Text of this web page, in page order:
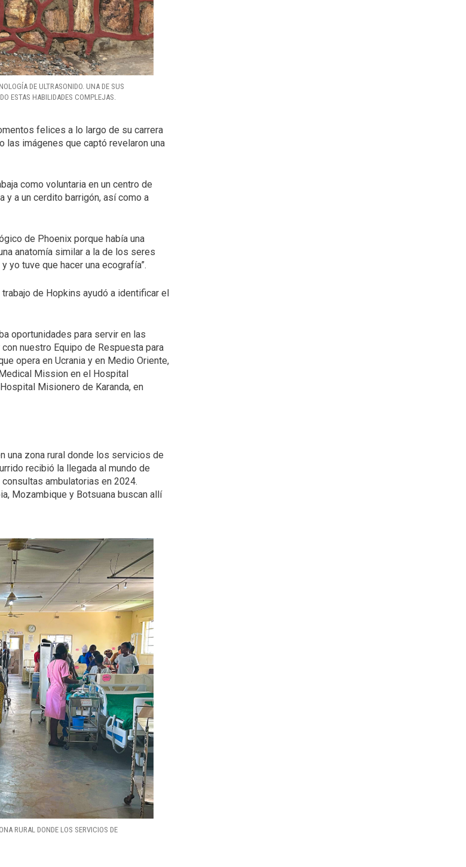
DE ULTRASONIDO. UNA DE SUS
ESTAS HABILIDADES COMPLEJAS.
felices a lo largo de su carrera
las imágenes que captó revelaron una
como voluntaria en un centro de
y a un cerdito barrigón, así como a
de Phoenix porque había una
anatomía similar a la de los seres
yo tuve que hacer una ecografía”.
de Hopkins ayudó a identificar el
oportunidades para servir en las
nuestro Equipo de Respuesta para
opera en Ucrania y en Medio Oriente,
Mission en el Hospital
Misionero de Karanda, en
una zona rural donde los servicios de
recibió la llegada al mundo de
ambulatorias en 2024.
Mozambique y Botsuana buscan allí
RURAL DONDE LOS SERVICIOS DE